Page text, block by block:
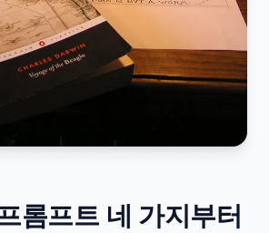
롬프트 네 가지부터